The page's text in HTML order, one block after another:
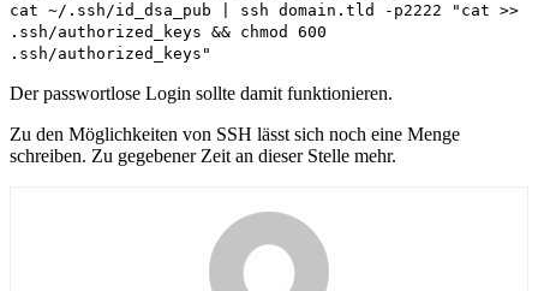
cat ~/.ssh/id_dsa_pub | ssh domain.tld -p2222 "cat >>
.ssh/authorized_keys && chmod 600
.ssh/authorized_keys"
Der passwortlose Login sollte damit funktionieren.
Zu den Möglichkeiten von SSH lässt sich noch eine Menge
schreiben. Zu gegebener Zeit an dieser Stelle mehr.